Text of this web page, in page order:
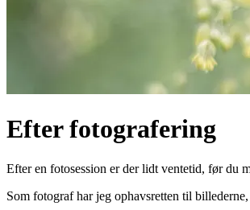
Efter fotografering
Efter en fotosession er der lidt ventetid, før du
Som fotograf har jeg ophavsretten til